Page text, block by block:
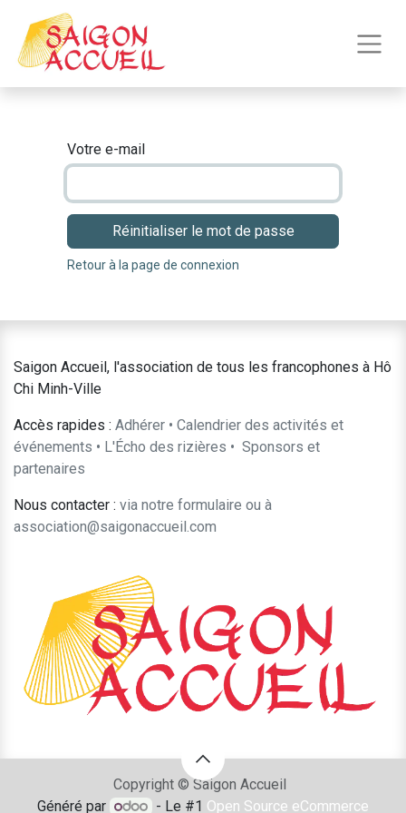
Votre e-mail
Réinitialiser le mot de passe
Retour à la page de connexion
Saigon Accueil, l'association de tous les francophones à Hô
Chi Minh-Ville
Accès rapides : Adhérer • Calendrier des activités et
événements • L'Écho des rizières • ​Sponsors et
partenaires​​
Nous contacter : ​via notre formulaire ou à
association@saigonaccueil.com
Copyright © Saigon Accueil
Généré par
- Le #1 Open Source eCommerce